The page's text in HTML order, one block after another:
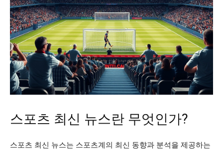
스포츠 최신 뉴스란 무엇인가?
스포츠 최신 뉴스는 스포츠계의 최신 동향과 분석을 제공하는